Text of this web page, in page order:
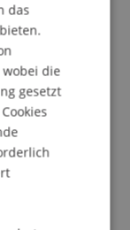
optimal
darum, wie
mit
das
wobei die
gesetzt